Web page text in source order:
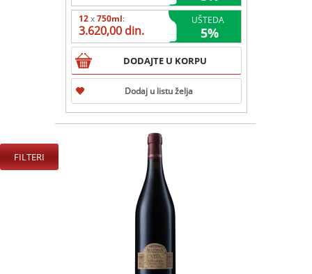
FILTERI
12x750ml:
3.620,00 din.
UŠTEDA
5%
DODAJTE U KORPU
Dodaj u listu želja